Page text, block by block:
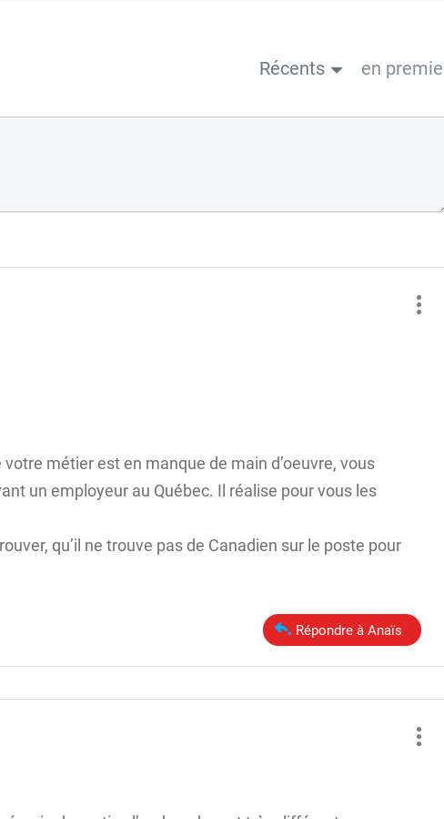
Récents en
métier est en manque de main d’oeuvre, vous
un employeur au Québec. Il réalise pour vous les
qu’il ne trouve pas de Canadien sur le poste pour
Répondre à Anaïs